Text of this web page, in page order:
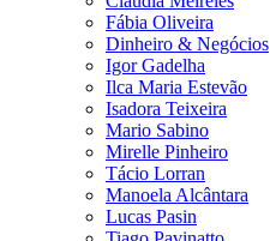
Fábia Oliveira
Dinheiro & Negócios
Igor Gadelha
Ilca Maria Estevão
Isadora Teixeira
Mario Sabino
Mirelle Pinheiro
Tácio Lorran
Manoela Alcântara
Lucas Pasin